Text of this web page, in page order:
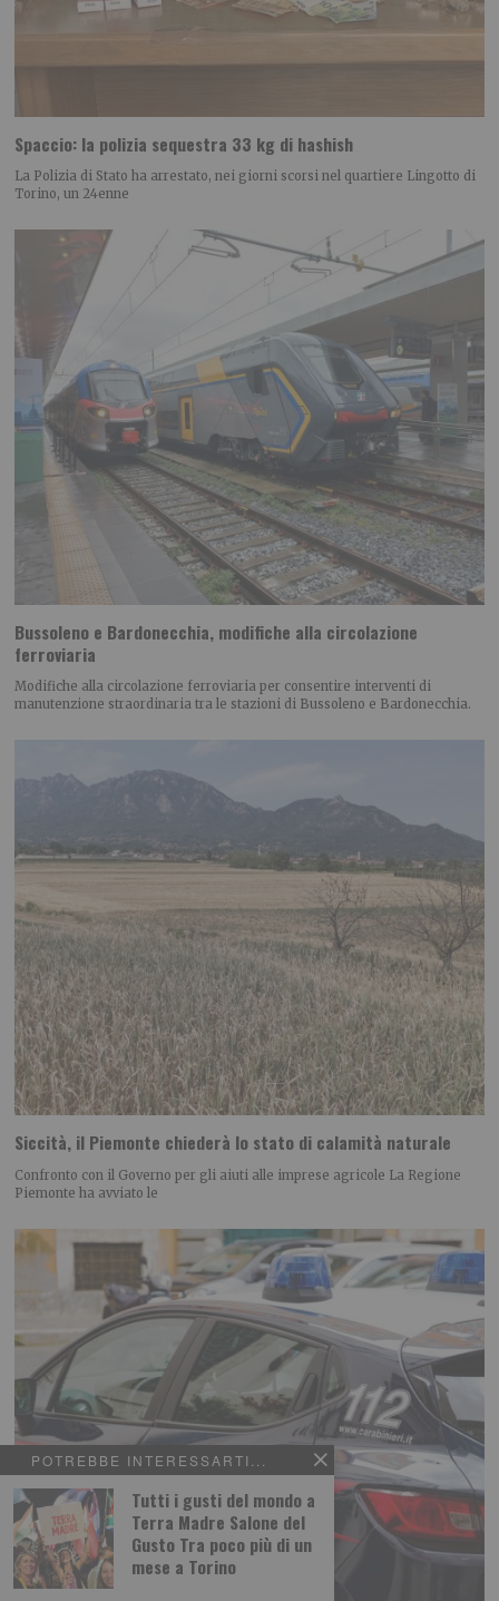
POTREBBE INTERESSARTI...
Tutti i gusti del mondo a
Terra Madre Salone del
Gusto Tra poco più di un
mese a Torino
Spaccio: la polizia sequestra 33 kg di hashish
La Polizia di Stato ha arrestato, nei giorni scorsi nel quartiere Lingotto di
Torino, un 24enne
Bussoleno e Bardonecchia, modifiche alla circolazione
ferroviaria
Modifiche alla circolazione ferroviaria per consentire interventi di
manutenzione straordinaria tra le stazioni di Bussoleno e Bardonecchia.
Siccità, il Piemonte chiederà lo stato di calamità naturale
Confronto con il Governo per gli aiuti alle imprese agricole La Regione
Piemonte ha avviato le